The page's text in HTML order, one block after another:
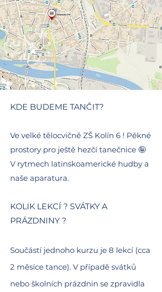
KDE BUDEME TANČIT?
Ve velké tělocvičně ZŠ Kolín 6 ! Pěkné
prostory pro ještě hezčí tanečnice 🤪
V rytmech latinskoamerické hudby a
naše aparatura.
KOLIK LEKCÍ ? SVÁTKY A
PRÁZDNINY ?
Součástí jednoho kurzu je 8 lekcí (cca
2 měsíce tance). V případě svátků
nebo školních prázdnin se zpravidla